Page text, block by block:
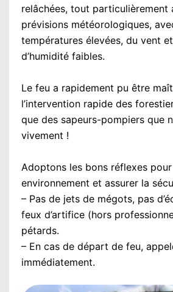
relâchées, tout particulièrement
prévisions météorologiques,
températures élevées, du vent
d’humidité faibles.
Le feu a rapidement pu être
l’intervention rapide des
que des sapeurs-pompiers que
vivement !
Adoptons les bons réflexes
environnement et assurer la
– Pas de jets de mégots, pas
feux d’artifice (hors
pétards.
– En cas de départ de feu,
immédiatement.